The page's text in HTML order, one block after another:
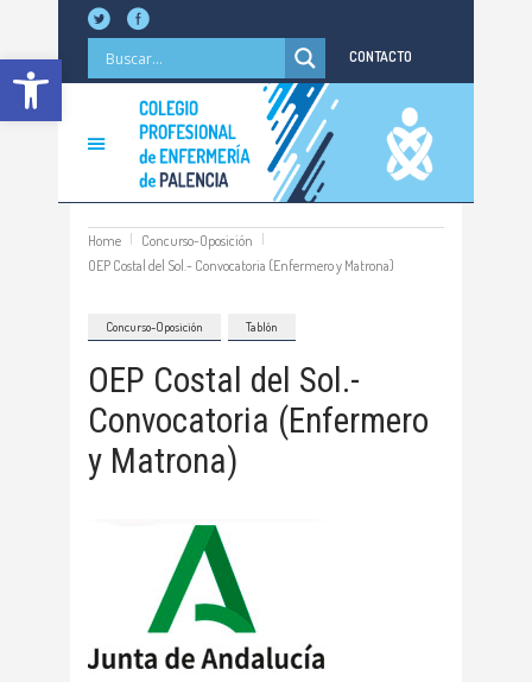
Abrir barra de herramientas CONTACTO
Home
Concurso-Oposición
OEP Costal del Sol.- Convocatoria (Enfermero y Matrona)
Concurso-Oposición Tablón
OEP Costal del Sol.-
Convocatoria (Enfermero
y Matrona)